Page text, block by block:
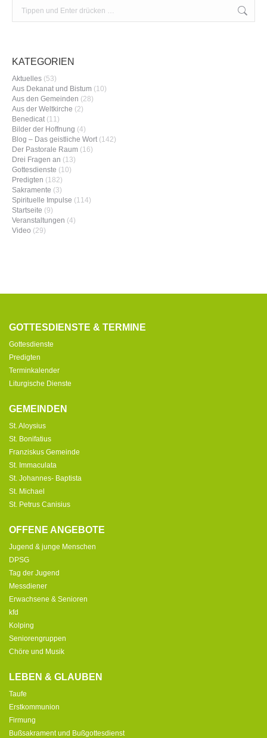
KATEGORIEN
Aktuelles (53)
Aus Dekanat und Bistum (10)
Aus den Gemeinden (28)
Aus der Weltkirche (2)
Benedicat(11)
Bilder der Hoffnung (4)
Blog – Das geistliche Wort(142)
Der Pastorale Raum (16)
Drei Fragen an (13)
Gottesdienste (10)
Predigten (182)
Sakramente (3)
Spirituelle Impulse (114)
Startseite (9)
Veranstaltungen (4)
Video (29)
GOTTESDIENSTE & TERMINE
Gottesdienste
Predigten
Terminkalender
Liturgische Dienste
GEMEINDEN
St. Aloysius
St. Bonifatius
Franziskus Gemeinde
St. Immaculata
St. Johannes- Baptista
St. Michael
St. Petrus Canisius
OFFENE ANGEBOTE
Jugend & junge Menschen
DPSG
Tag der Jugend
Messdiener
Erwachsene & Senioren
kfd
Kolping
Seniorengruppen
Chöre und Musik
LEBEN & GLAUBEN
Taufe
Erstkommunion
Firmung
Bußsakrament und Bußgottesdienst